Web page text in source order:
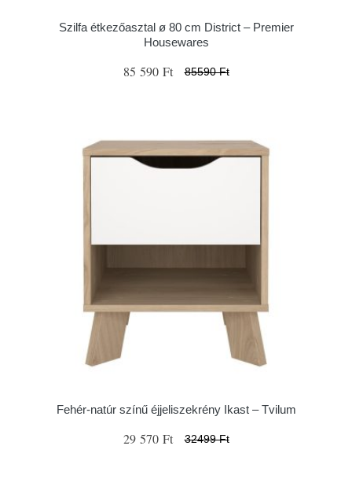
Szilfa étkezőasztal ø 80 cm District – Premier
Housewares
85 590 Ft 85590 Ft
Fehér-natúr színű éjjeliszekrény Ikast – Tvilum
29 570 Ft 32499 Ft